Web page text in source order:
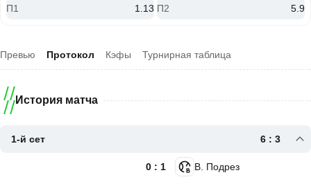
П1 1.13 П2 5.9
Превью Протокол Кэфы Турнирная таблица
История матча
1-й сет 6 : 3
В. Подрез
0 : 1